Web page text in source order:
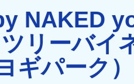
NAKED
リーバイ
ギパーク）